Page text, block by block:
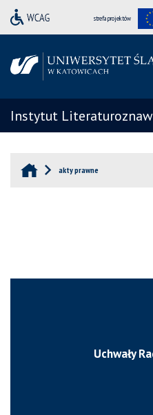
strefa projektów
Instytut
akty prawne
Uchwały